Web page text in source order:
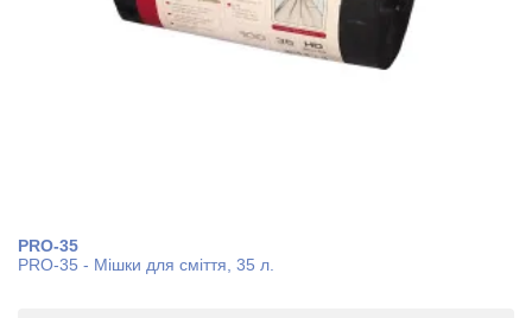
PRO-35
PRO-35 - Мішки для сміття, 35 л.